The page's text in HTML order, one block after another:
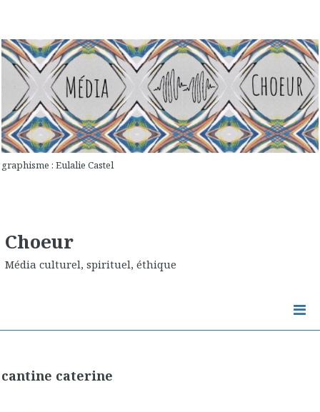
graphisme : Eulalie Castel
Choeur
Média culturel, spirituel, éthique
cantine caterine